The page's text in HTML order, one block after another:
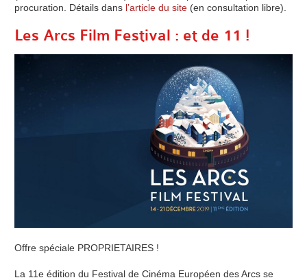
procuration. Détails dans l’article du site (en consultation libre).
Les Arcs Film Festival : et de 11 !
Offre spéciale PROPRIETAIRES !
La 11e édition du Festival de Cinéma Européen des Arcs se